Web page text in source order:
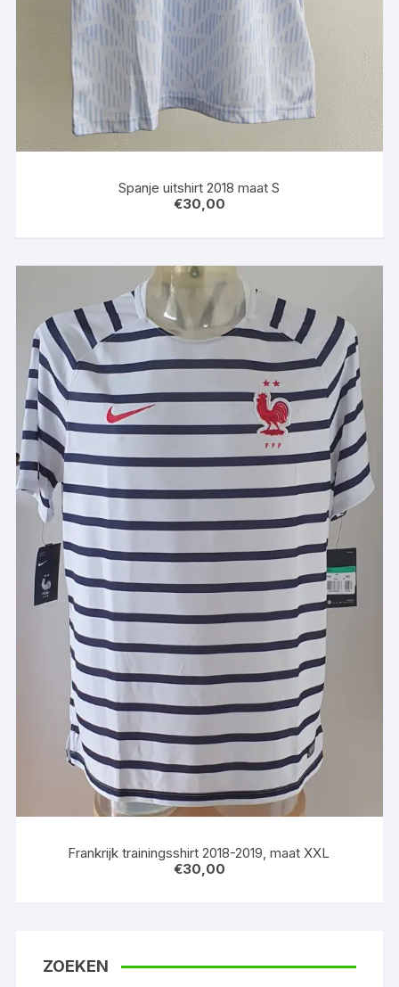
Spanje uitshirt 2018 maat S
€30,00
Frankrijk trainingsshirt 2018-2019, maat XXL
€30,00
ZOEKEN